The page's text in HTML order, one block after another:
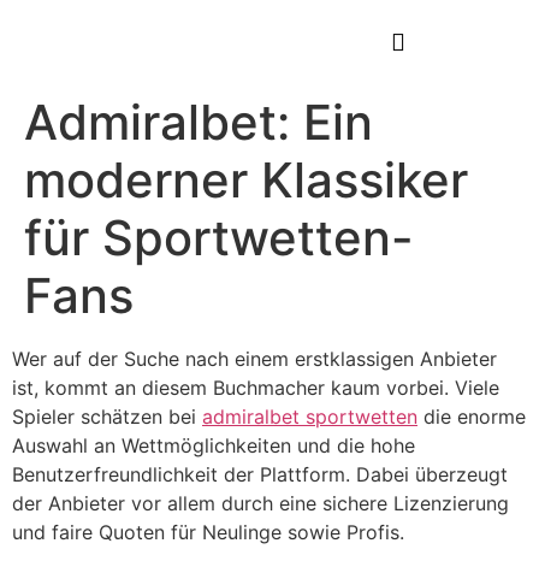
Admiralbet: Ein
moderner Klassiker
für Sportwetten-
Fans
Wer auf der Suche nach einem erstklassigen Anbieter
ist, kommt an diesem Buchmacher kaum vorbei. Viele
Spieler schätzen bei admiralbet sportwetten die enorme
Auswahl an Wettmöglichkeiten und die hohe
Benutzerfreundlichkeit der Plattform. Dabei überzeugt
der Anbieter vor allem durch eine sichere Lizenzierung
und faire Quoten für Neulinge sowie Profis.